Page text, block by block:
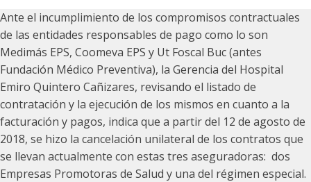
Ante el incumplimiento de los compromisos contractuales
de las entidades responsables de pago como lo son
Medimás EPS, Coomeva EPS y Ut Foscal Buc (antes
Fundación Médico Preventiva), la Gerencia del Hospital
Emiro Quintero Cañizares, revisando el listado de
contratación y la ejecución de los mismos en cuanto a la
facturación y pagos, indica que a partir del 12 de agosto de
2018, se hizo la cancelación unilateral de los contratos que
se llevan actualmente con estas tres aseguradoras: dos
Empresas Promotoras de Salud y una del régimen especial.